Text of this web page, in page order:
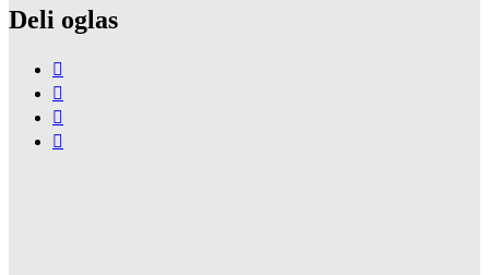
Deli oglas